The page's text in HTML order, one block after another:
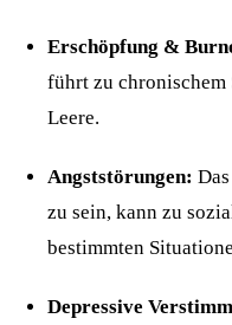
Erschöpfung &
führt zu chronischem
Leere.
Angststörungen:
zu sein, kann zu
bestimmten
Depressive